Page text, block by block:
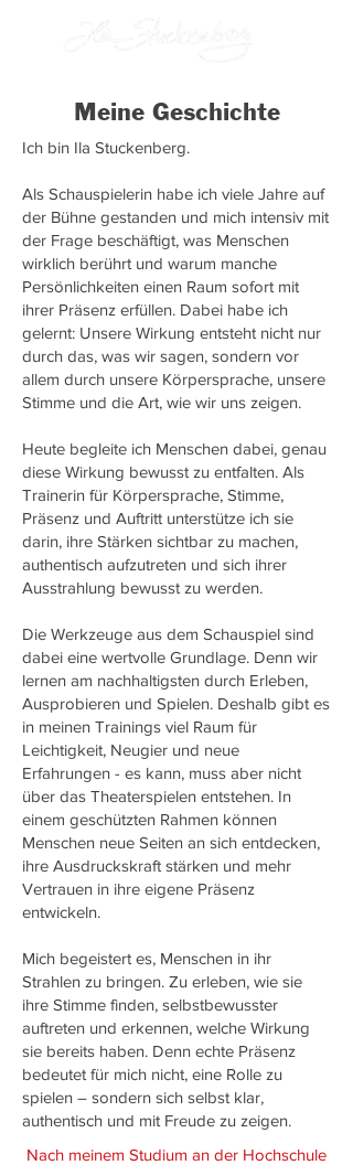
Meine Geschichte
Ich bin Ila Stuckenberg.
Als Schauspielerin habe ich viele Jahre auf
der Bühne gestanden und mich intensiv mit
der Frage beschäftigt, was Menschen
wirklich berührt und warum manche
Persönlichkeiten einen Raum sofort mit
ihrer Präsenz erfüllen. Dabei habe ich
gelernt: Unsere Wirkung entsteht nicht nur
durch das, was wir sagen, sondern vor
allem durch unsere Körpersprache, unsere
Stimme und die Art, wie wir uns zeigen.
Heute begleite ich Menschen dabei, genau
diese Wirkung bewusst zu entfalten. Als
Trainerin für Körpersprache, Stimme,
Präsenz und Auftritt unterstütze ich sie
darin, ihre Stärken sichtbar zu machen,
authentisch aufzutreten und sich ihrer
Ausstrahlung bewusst zu werden.
Die Werkzeuge aus dem Schauspiel sind
dabei eine wertvolle Grundlage. Denn wir
lernen am nachhaltigsten durch Erleben,
Ausprobieren und Spielen. Deshalb gibt es
in meinen Trainings viel Raum für
Leichtigkeit, Neugier und neue
Erfahrungen - es kann, muss aber nicht
über das Theaterspielen entstehen. In
einem geschützten Rahmen können
Menschen neue Seiten an sich entdecken,
ihre Ausdruckskraft stärken und mehr
Vertrauen in ihre eigene Präsenz
entwickeln.
Mich begeistert es, Menschen in ihr
Strahlen zu bringen. Zu erleben, wie sie
ihre Stimme finden, selbstbewusster
auftreten und erkennen, welche Wirkung
sie bereits haben. Denn echte Präsenz
bedeutet für mich nicht, eine Rolle zu
spielen – sondern sich selbst klar,
authentisch und mit Freude zu zeigen.
Nach meinem Studium an der Hochschule